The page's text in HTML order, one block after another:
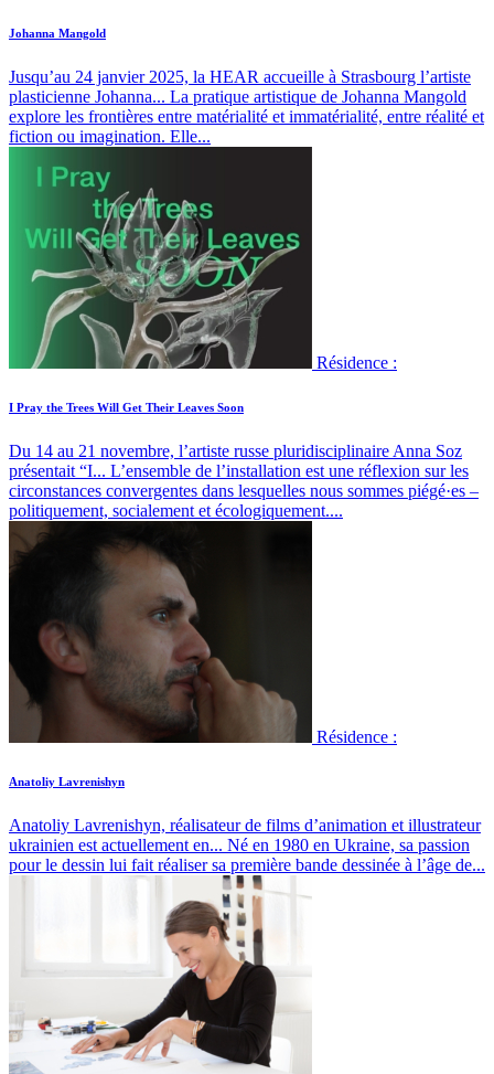
Johanna Mangold
Jusqu’au 24 janvier 2025, la HEAR accueille à Strasbourg l’artiste
plasticienne Johanna... La pratique artistique de Johanna Mangold
explore les frontières entre matérialité et immatérialité, entre réalité et
fiction ou imagination. Elle...
Résidence :
I Pray the Trees Will Get Their Leaves Soon
Du 14 au 21 novembre, l’artiste russe pluridisciplinaire Anna Soz
présentait “I... L’ensemble de l’installation est une réflexion sur les
circonstances convergentes dans lesquelles nous sommes piégé·es –
politiquement, socialement et écologiquement....
Résidence :
Anatoliy Lavrenishyn
Anatoliy Lavrenishyn, réalisateur de films d’animation et illustrateur
ukrainien est actuellement en... Né en 1980 en Ukraine, sa passion
pour le dessin lui fait réaliser sa première bande dessinée à l’âge de...